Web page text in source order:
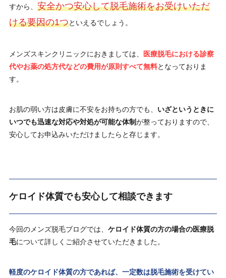
すから、 安全かつ安心して脱毛施術をお受けいただ
ける要因の1つといえるでしょう。
メンズスキンクリニックにおきましては、
医療脱毛における診察
代やお薬の処方代などの費用が原則すべて無料となっておりま
す。
お肌の弱い方は皮膚に不安をお持ちの方でも、 いざというときに
いつでも迅速な対応や対処が可能な体制が整っておりますので、
安心してお申込みいただけましたらと存じます。
ケロイド体質でも安心して相談できます
今回のメンズ脱毛ブログでは、 ケロイド体質の方の場合の医療脱
毛について詳しくご紹介させていただきました。
軽度のケロイド体質の方であれば、一定数は脱毛施術を受けてい